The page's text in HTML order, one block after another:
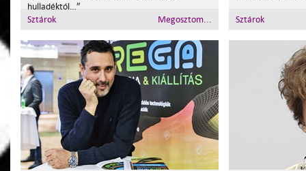
hulladéktól…”
Sztárok
Megosztom... Sztárok